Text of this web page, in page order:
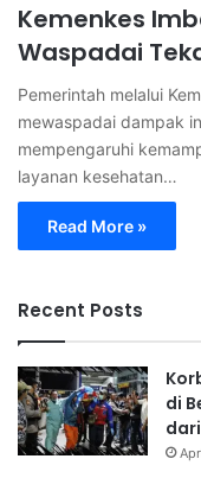
Kemenkes
Waspadai
Pemerintah melalui
mewaspadai dampak
mempengaruhi
layanan kesehatan…
Read More »
Recent Posts
di